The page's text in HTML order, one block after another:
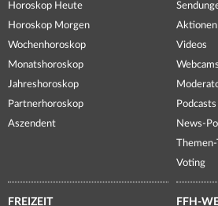
Horoskop Heute
Horoskop Morgen
Wochenhoroskop
Monatshoroskop
Jahreshoroskop
Partnerhoroskop
Aszendent
Aktionen
Videos
Webcams
Podcasts
News-
Voting
FREIZEIT FFH-